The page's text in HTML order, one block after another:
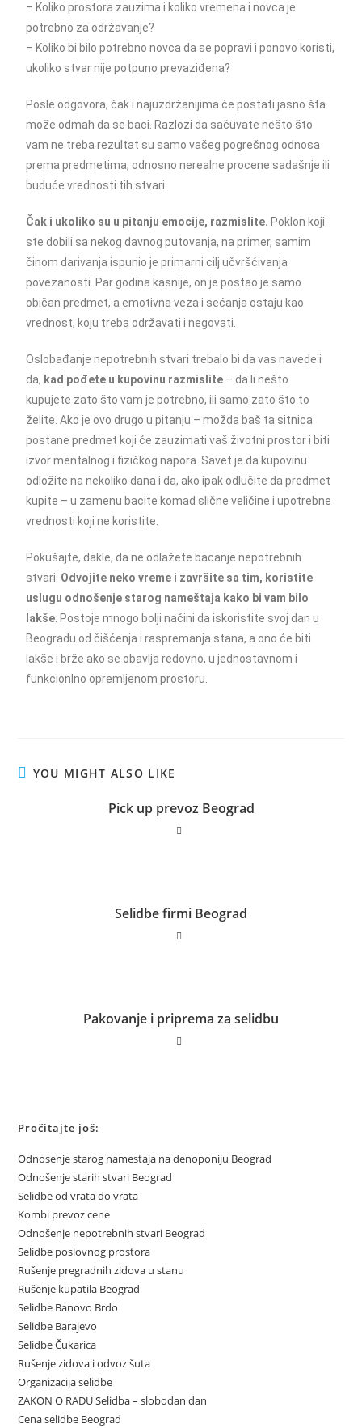
– Koliko prostora zauzima i koliko vremena i novca je
potrebno za održavanje?
– Koliko bi bilo potrebno novca da se popravi i ponovo koristi,
ukoliko stvar nije potpuno prevaziđena?
Posle odgovora, čak i najuzdržanijima će postati jasno šta
može odmah da se baci. Razlozi da sačuvate nešto što
vam ne treba rezultat su samo vašeg pogrešnog odnosa
prema predmetima, odnosno nerealne procene sadašnje ili
buduće vrednosti tih stvari.
Čak i ukoliko su u pitanju emocije, razmislite. Poklon koji
ste dobili sa nekog davnog putovanja, na primer, samim
činom darivanja ispunio je primarni cilj učvršćivanja
povezanosti. Par godina kasnije, on je postao je samo
običan predmet, a emotivna veza i sećanja ostaju kao
vrednost, koju treba održavati i negovati.
Oslobađanje nepotrebnih stvari trebalo bi da vas navede i
da, kad pođete u kupovinu razmislite – da li nešto
kupujete zato što vam je potrebno, ili samo zato što to
želite. Ako je ovo drugo u pitanju – možda baš ta sitnica
postane predmet koji će zauzimati vaš životni prostor i biti
izvor mentalnog i fizičkog napora. Savet je da kupovinu
odložite na nekoliko dana i da, ako ipak odlučite da predmet
kupite – u zamenu bacite komad slične veličine i upotrebne
vrednosti koji ne koristite.
Pokušajte, dakle, da ne odlažete bacanje nepotrebnih
stvari. Odvojite neko vreme i završite sa tim, koristite
uslugu odnošenje starog nameštaja kako bi vam bilo
lakše . Postoje mnogo bolji načini da iskoristite svoj dan u
Beogradu od čišćenja i raspremanja stana, a ono će biti
lakše i brže ako se obavlja redovno, u jednostavnom i
funkcionlno opremljenom prostoru.
YOU MIGHT ALSO LIKE
Pick up prevoz Beograd
Selidbe firmi Beograd
Pakovanje i priprema za selidbu
Pročitajte još:
Odnosenje starog namestaja na denoponiju Beograd
Odnošenje starih stvari Beograd
Selidbe od vrata do vrata
Kombi prevoz cene
Odnošenje nepotrebnih stvari Beograd
Selidbe poslovnog prostora
Rušenje pregradnih zidova u stanu
Rušenje kupatila Beograd
Selidbe Banovo Brdo
Selidbe Barajevo
Selidbe Čukarica
Rušenje zidova i odvoz šuta
Organizacija selidbe
ZAKON O RADU Selidba – slobodan dan
Cena selidbe Beograd